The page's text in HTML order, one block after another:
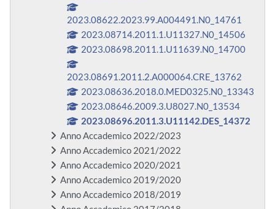
2023.08622.2023.99.A004491.N0_14761
2023.08714.2011.1.U11327.N0_14506
2023.08698.2011.1.U11639.N0_14700
2023.08691.2011.2.A000064.CRE_13762
2023.08636.2018.0.MED0325.N0_13343
2023.08646.2009.3.U8027.N0_13534
2023.08696.2011.3.U11142.DES_14372
Anno Accademico 2022/2023
Anno Accademico 2021/2022
Anno Accademico 2020/2021
Anno Accademico 2019/2020
Anno Accademico 2018/2019